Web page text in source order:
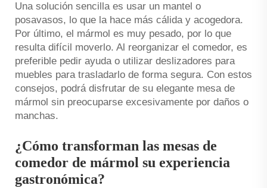
Una solución sencilla es usar un mantel o
posavasos, lo que la hace más cálida y acogedora.
Por último, el mármol es muy pesado, por lo que
resulta difícil moverlo. Al reorganizar el comedor, es
preferible pedir ayuda o utilizar deslizadores para
muebles para trasladarlo de forma segura. Con estos
consejos, podrá disfrutar de su elegante mesa de
mármol sin preocuparse excesivamente por daños o
manchas.
¿Cómo transforman las mesas de
comedor de mármol su experiencia
gastronómica?